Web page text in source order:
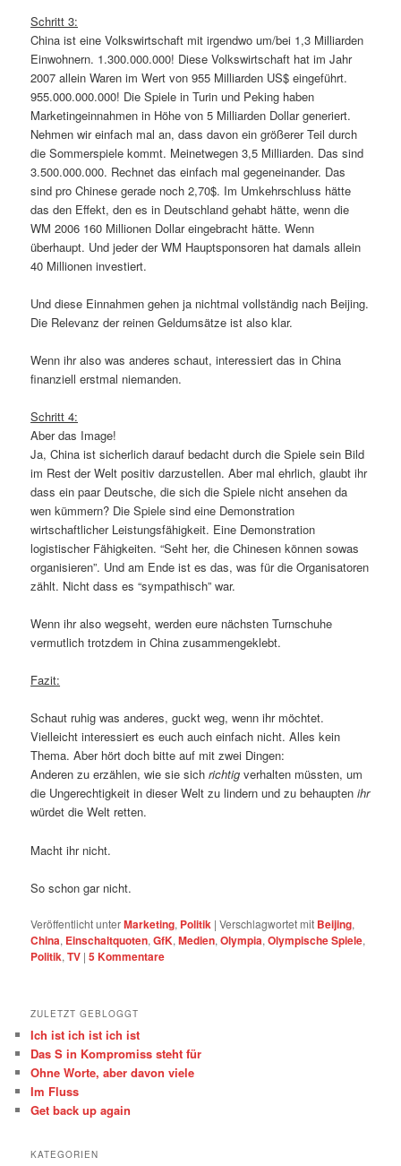
Schritt 3:
China ist eine Volkswirtschaft mit irgendwo um/bei 1,3 Milliarden
Einwohnern. 1.300.000.000! Diese Volkswirtschaft hat im Jahr
2007 allein Waren im Wert von 955 Milliarden US$ eingeführt.
955.000.000.000! Die Spiele in Turin und Peking haben
Marketingeinnahmen in Höhe von 5 Milliarden Dollar generiert.
Nehmen wir einfach mal an, dass davon ein größerer Teil durch
die Sommerspiele kommt. Meinetwegen 3,5 Milliarden. Das sind
3.500.000.000. Rechnet das einfach mal gegeneinander. Das
sind pro Chinese gerade noch 2,70$. Im Umkehrschluss hätte
das den Effekt, den es in Deutschland gehabt hätte, wenn die
WM 2006 160 Millionen Dollar eingebracht hätte. Wenn
überhaupt. Und jeder der WM Hauptsponsoren hat damals allein
40 Millionen investiert.
Und diese Einnahmen gehen ja nichtmal vollständig nach Beijing.
Die Relevanz der reinen Geldumsätze ist also klar.
Wenn ihr also was anderes schaut, interessiert das in China
finanziell erstmal niemanden.
Schritt 4:
Aber das Image!
Ja, China ist sicherlich darauf bedacht durch die Spiele sein Bild
im Rest der Welt positiv darzustellen. Aber mal ehrlich, glaubt ihr
dass ein paar Deutsche, die sich die Spiele nicht ansehen da
wen kümmern? Die Spiele sind eine Demonstration
wirtschaftlicher Leistungsfähigkeit. Eine Demonstration
logistischer Fähigkeiten. “Seht her, die Chinesen können sowas
organisieren”. Und am Ende ist es das, was für die Organisatoren
zählt. Nicht dass es “sympathisch” war.
Wenn ihr also wegseht, werden eure nächsten Turnschuhe
vermutlich trotzdem in China zusammengeklebt.
Fazit:
Schaut ruhig was anderes, guckt weg, wenn ihr möchtet.
Vielleicht interessiert es euch auch einfach nicht. Alles kein
Thema. Aber hört doch bitte auf mit zwei Dingen:
Anderen zu erzählen, wie sie sichrichtig verhalten müssten, um
die Ungerechtigkeit in dieser Welt zu lindern und zu behauptenihr
würdet die Welt retten.
Macht ihr nicht.
So schon gar nicht.
Veröffentlicht unterMarketing, Politik |Verschlagwortet mit Beijing,
China, Einschaltquoten,GfK,Medien,Olympia,Olympische Spiele,
Politik,TV |5Kommentare
ZULETZT GEBLOGGT
Ich ist ich ist ich ist
Das S in Kompromiss steht für
Ohne Worte, aber davon viele
Im Fluss
Get back up again
KATEGORIEN